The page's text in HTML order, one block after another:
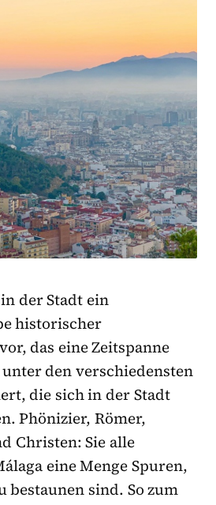
der Stadt ein
historischer
das eine Zeitspanne
unter den verschiedensten
die sich in der Stadt
Phönizier, Römer,
Christen: Sie alle
eine Menge Spuren,
bestaunen sind. So zum